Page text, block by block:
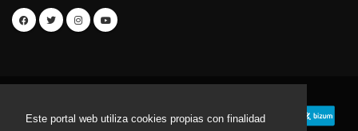
Este portal web utiliza cookies propias con finalidad